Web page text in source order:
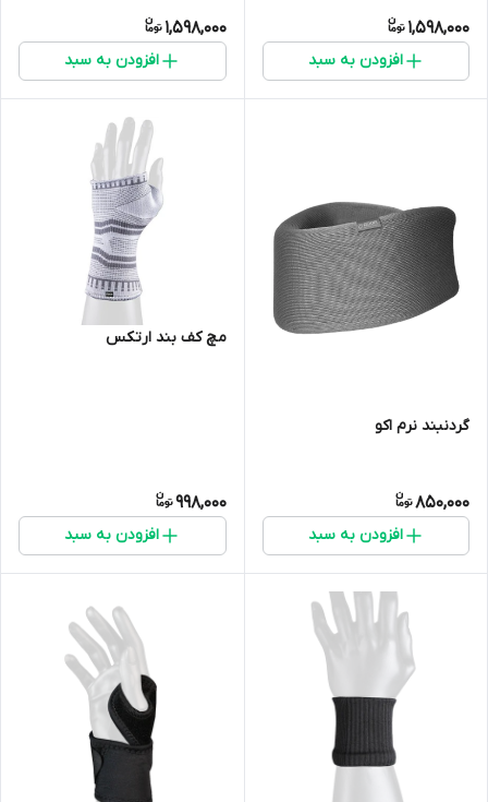
1,598,000
افزودن به سبد
1,598,000
افزودن به سبد
گردنبند نرم اکو
850,000
افزودن به سبد
مچ کف بند ارتکس
998,000
افزودن به سبد